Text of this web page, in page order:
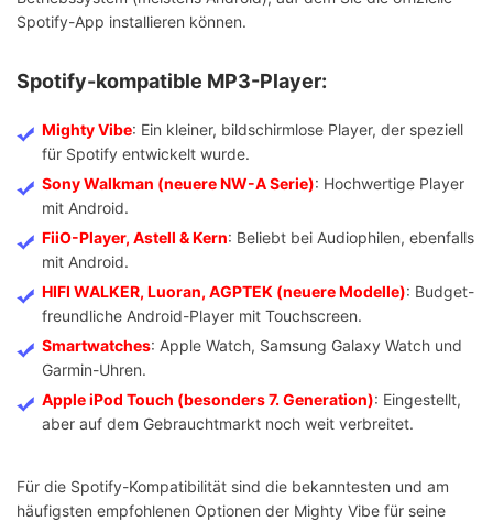
Spotify-App installieren können.
Spotify-kompatible MP3-Player:
Mighty Vibe: Ein kleiner, bildschirmlose Player, der speziell
für Spotify entwickelt wurde.
Sony Walkman (neuere NW-A Serie): Hochwertige Player
mit Android.
FiiO-Player, Astell & Kern: Beliebt bei Audiophilen, ebenfalls
mit Android.
HIFI WALKER, Luoran, AGPTEK (neuere Modelle): Budget-
freundliche Android-Player mit Touchscreen.
Smartwatches: Apple Watch, Samsung Galaxy Watch und
Garmin-Uhren.
Apple iPod Touch (besonders 7. Generation): Eingestellt,
aber auf dem Gebrauchtmarkt noch weit verbreitet.
Für die Spotify-Kompatibilität sind die bekanntesten und am
häufigsten empfohlenen Optionen der Mighty Vibe für seine